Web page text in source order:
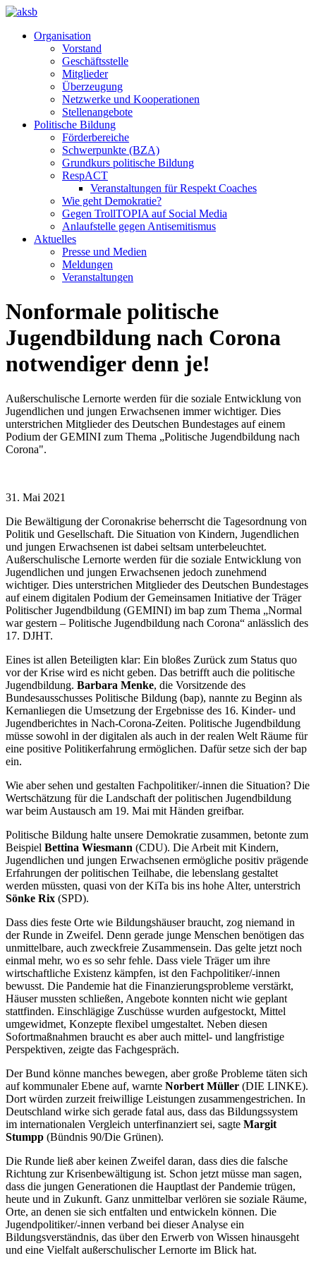
Organisation
Vorstand
Geschäftsstelle
Mitglieder
Überzeugung
Netzwerke und Kooperationen
Stellenangebote
Politische Bildung
Förderbereiche
Schwerpunkte (BZA)
Grundkurs politische Bildung
RespACT
Veranstaltungen für Respekt Coaches
Wie geht Demokratie?
Gegen TrollTOPIA auf Social Media
Anlaufstelle gegen Antisemitismus
Aktuelles
Presse und Medien
Meldungen
Veranstaltungen
Nonformale politische
Jugendbildung nach Corona
notwendiger denn je!
Außerschulische Lernorte werden für die soziale Entwicklung von
Jugendlichen und jungen Erwachsenen immer wichtiger. Dies
unterstrichen Mitglieder des Deutschen Bundestages auf einem
Podium der GEMINI zum Thema „Politische Jugendbildung nach
Corona".
31. Mai 2021
Die Bewältigung der Coronakrise beherrscht die Tagesordnung von
Politik und Gesellschaft. Die Situation von Kindern, Jugendlichen
und jungen Erwachsenen ist dabei seltsam unterbeleuchtet.
Außerschulische Lernorte werden für die soziale Entwicklung von
Jugendlichen und jungen Erwachsenen jedoch zunehmend
wichtiger. Dies unterstrichen Mitglieder des Deutschen Bundestages
auf einem digitalen Podium der Gemeinsamen Initiative der Träger
Politischer Jugendbildung (GEMINI) im bap zum Thema „Normal
war gestern – Politische Jugendbildung nach Corona“ anlässlich des
17. DJHT.
Eines ist allen Beteiligten klar: Ein bloßes Zurück zum Status quo
vor der Krise wird es nicht geben. Das betrifft auch die politische
Jugendbildung. Barbara Menke, die Vorsitzende des
Bundesausschusses Politische Bildung (bap), nannte zu Beginn als
Kernanliegen die Umsetzung der Ergebnisse des 16. Kinder- und
Jugendberichtes in Nach-Corona-Zeiten. Politische Jugendbildung
müsse sowohl in der digitalen als auch in der realen Welt Räume für
eine positive Politikerfahrung ermöglichen. Dafür setze sich der bap
ein.
Wie aber sehen und gestalten Fachpolitiker/-innen die Situation? Die
Wertschätzung für die Landschaft der politischen Jugendbildung
war beim Austausch am 19. Mai mit Händen greifbar.
Politische Bildung halte unsere Demokratie zusammen, betonte zum
Beispiel Bettina Wiesmann (CDU). Die Arbeit mit Kindern,
Jugendlichen und jungen Erwachsenen ermögliche positiv prägende
Erfahrungen der politischen Teilhabe, die lebenslang gestaltet
werden müssten, quasi von der KiTa bis ins hohe Alter, unterstrich
Sönke Rix (SPD).
Dass dies feste Orte wie Bildungshäuser braucht, zog niemand in
der Runde in Zweifel. Denn gerade junge Menschen benötigen das
unmittelbare, auch zweckfreie Zusammensein. Das gelte jetzt noch
einmal mehr, wo es so sehr fehle. Dass viele Träger um ihre
wirtschaftliche Existenz kämpfen, ist den Fachpolitiker/-innen
bewusst. Die Pandemie hat die Finanzierungsprobleme verstärkt,
Häuser mussten schließen, Angebote konnten nicht wie geplant
stattfinden. Einschlägige Zuschüsse wurden aufgestockt, Mittel
umgewidmet, Konzepte flexibel umgestaltet. Neben diesen
Sofortmaßnahmen braucht es aber auch mittel- und langfristige
Perspektiven, zeigte das Fachgespräch.
Der Bund könne manches bewegen, aber große Probleme täten sich
auf kommunaler Ebene auf, warnte Norbert Müller (DIE LINKE).
Dort würden zurzeit freiwillige Leistungen zusammengestrichen. In
Deutschland wirke sich gerade fatal aus, dass das Bildungssystem
im internationalen Vergleich unterfinanziert sei, sagte Margit
Stumpp (Bündnis 90/Die Grünen).
Die Runde ließ aber keinen Zweifel daran, dass dies die falsche
Richtung zur Krisenbewältigung ist. Schon jetzt müsse man sagen,
dass die jungen Generationen die Hauptlast der Pandemie trügen,
heute und in Zukunft. Ganz unmittelbar verlören sie soziale Räume,
Orte, an denen sie sich entfalten und entwickeln können. Die
Jugendpolitiker/-innen verband bei dieser Analyse ein
Bildungsverständnis, das über den Erwerb von Wissen hinausgeht
und eine Vielfalt außerschulischer Lernorte im Blick hat.